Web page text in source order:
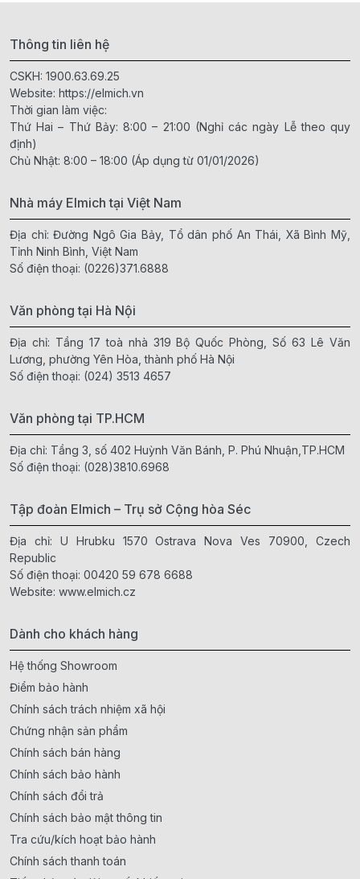
Thông tin liên hệ
CSKH: 1900.63.69.25
Website: https://elmich.vn
Thời gian làm việc:
Thứ Hai – Thứ Bảy: 8:00 – 21:00 (Nghỉ các ngày Lễ theo quy
định)
Chủ Nhật: 8:00 – 18:00 (Áp dụng từ 01/01/2026)
Nhà máy Elmich tại Việt Nam
Địa chỉ: Đường Ngô Gia Bảy, Tổ dân phố An Thái, Xã Bình Mỹ,
Tỉnh Ninh Bình, Việt Nam
Số điện thoại: (0226)371.6888
Văn phòng tại Hà Nội
Địa chỉ: Tầng 17 toà nhà 319 Bộ Quốc Phòng, Số 63 Lê Văn
Lương, phường Yên Hòa, thành phố Hà Nội
Số điện thoại: (024) 3513 4657
Văn phòng tại TP.HCM
Địa chỉ: Tầng 3, số 402 Huỳnh Văn Bánh, P. Phú Nhuận,TP.HCM
Số điện thoại: (028)3810.6968
Tập đoàn Elmich – Trụ sở Cộng hòa Séc
Địa chỉ: U Hrubku 1570 Ostrava Nova Ves 70900, Czech
Republic
Số điện thoại: 00420 59 678 6688
Website: www.elmich.cz
Dành cho khách hàng
Hệ thống Showroom
Điểm bảo hành
Chính sách trách nhiệm xã hội
Chứng nhận sản phẩm
Chính sách bán hàng
Chính sách bảo hành
Chính sách đổi trả
Chính sách bảo mật thông tin
Tra cứu/kích hoạt bảo hành
Chính sách thanh toán